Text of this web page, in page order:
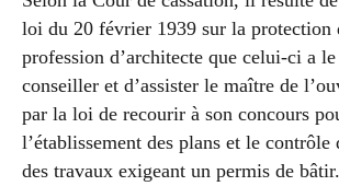
loi du 20 février 1939 sur la protection
profession d’architecte que celui-ci a
conseiller et d’assister le maître de
par la loi de recourir à son concours
l’établissement des plans et le contrôle
des travaux exigeant un permis de